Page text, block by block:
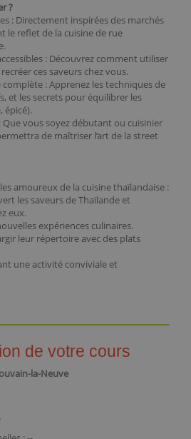
?
: Directement inspirées des marchés
le reflet de la cuisine de rue
: Découvrez comment utiliser
ces saveurs chez vous.
: Apprenez les techniques de
et les secrets pour équilibrer les
épicé).
Que vous soyez débutant ou cuisinier
de maîtriser l’art de la street
les amoureux de la cuisine thaïlandaise :
les saveurs de Thaïlande et
eux.
expériences culinaires.
leur répertoire avec des plats
une activité conviviale et
de votre cours
la-Neuve